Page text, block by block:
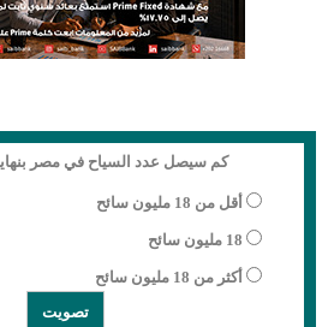
كم سيصل عدد السياح في مصر
أقل من 18 مليون سائح
18 مليون سائح
أكثر من 18 مليون سائح